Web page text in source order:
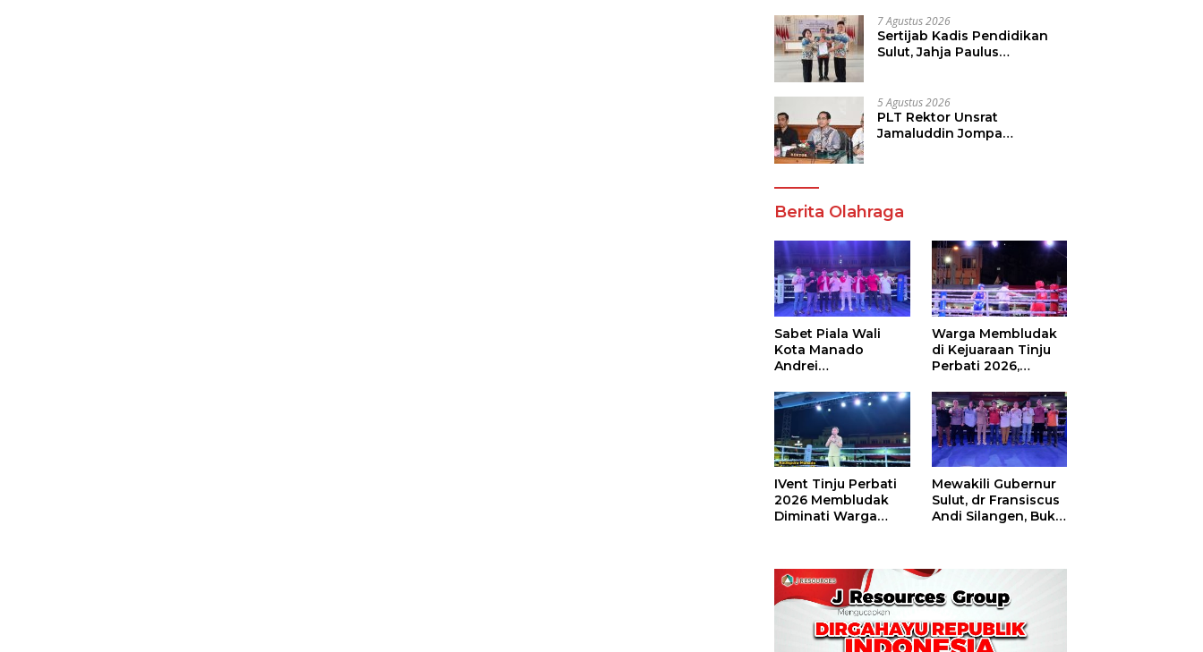
7 Agustus 2026
Sertijab Kadis Pendidikan
Sulut, Jahja Paulus
Pendidikan
5 Agustus 2026
PLT Rektor Unsrat
Jamaluddin Jompa
Berita Olahraga
Sabet Piala Wali
Kota Manado
Andrei
Boxing Camp Juara
Umum Tinju Perbati
2026
Warga Membludak
di Kejuaraan Tinju
Perbati 2026,
Piala Wali Kota
IVent Tinju Perbati
2026 Membludak
Diminati Warga
Mewakili Gubernur
Sulut, dr Fransiscus
Andi Silangen, Buka
Piala Wali Kota
Manado